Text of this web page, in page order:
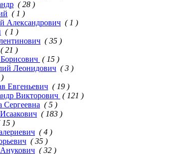
( 28 )
( 1 )
Александрович ( 1 )
( 1 )
( 35 )
( 21 )
( 15 )
Леонидович ( 3 )
Евгеньевич ( 19 )
Викторович ( 121 )
( 5 )
( 183 )
15 )
( 4 )
( 35 )
( 32 )